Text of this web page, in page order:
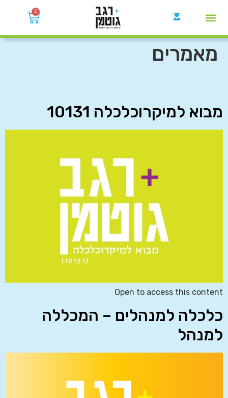
0
מאמרים
מבוא למיקרוכלכלה 10131
Open to access this content
כלכלה למנהלים – המכללה
למנהל